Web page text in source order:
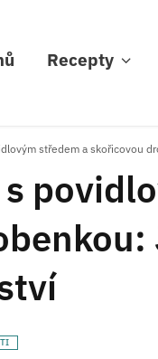
Recepty
středem a skořicovou